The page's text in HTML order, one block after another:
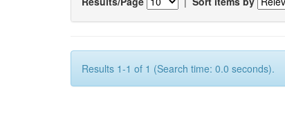
Results 1-1 of 1 (Search time: 0.0 seconds).